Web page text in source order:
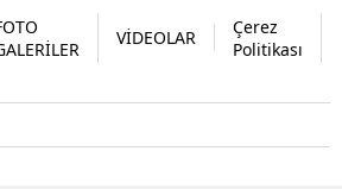
VİDEOLAR
Çerez
Politikası